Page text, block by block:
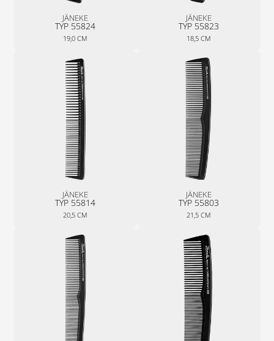
JÄNEKE
TYP 55824
19,0 CM
JÄNEKE
TYP 55823
18,5 CM
JÄNEKE
TYP 55814
20,5 CM
JÄNEKE
TYP 55803
21,5 CM